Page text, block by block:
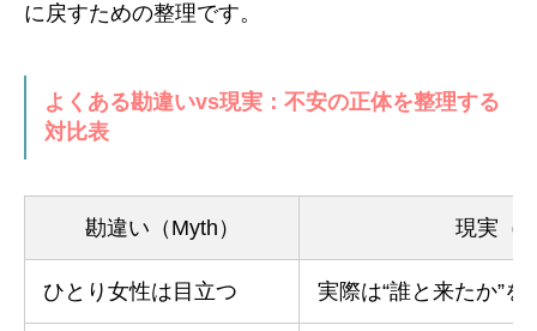
に戻すための整理です。
よくある勘違いvs現実：不安の正体を整理する
対比表
勘違い（Myth） 現実（
ひとり女性は目立つ 実際は“誰と来たか”